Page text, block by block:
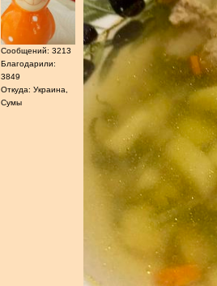
Сообщений: 3213
Благодарили:
3849
Откуда: Украина,
Сумы